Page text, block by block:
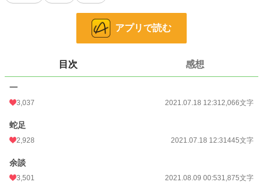
誰が！一体何が！？
口を閉ざしつづけたマゼンダが、打った相手をようやく口にして、エリシオンの
※えろなし
※恋愛カテゴリーなのに恋愛させてないなと思って追加21/08/09
小説
恋愛
アプリで読む
目次 感想
一
3,037 2021.07.18 12:312,066文字
蛇足
2,928 2021.07.18 12:31445文字
余談
3,501 2021.08.09 00:531,875文字